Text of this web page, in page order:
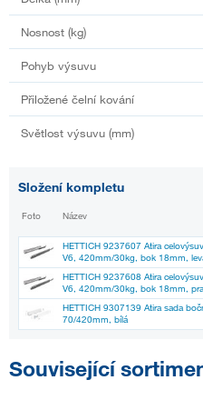
Nosnost (kg)
Pohyb výsuvu
Přiložené čelní kování
Světlost výsuvu (mm)
Složení kompletu
Foto Název
HETTICH 9237607 Atira
V6, 420mm/30kg, bok 18mm,
HETTICH 9237608 Atira
V6, 420mm/30kg, bok 18mm,
HETTICH 9307139 Atira sada
70/420mm, bílá
Související